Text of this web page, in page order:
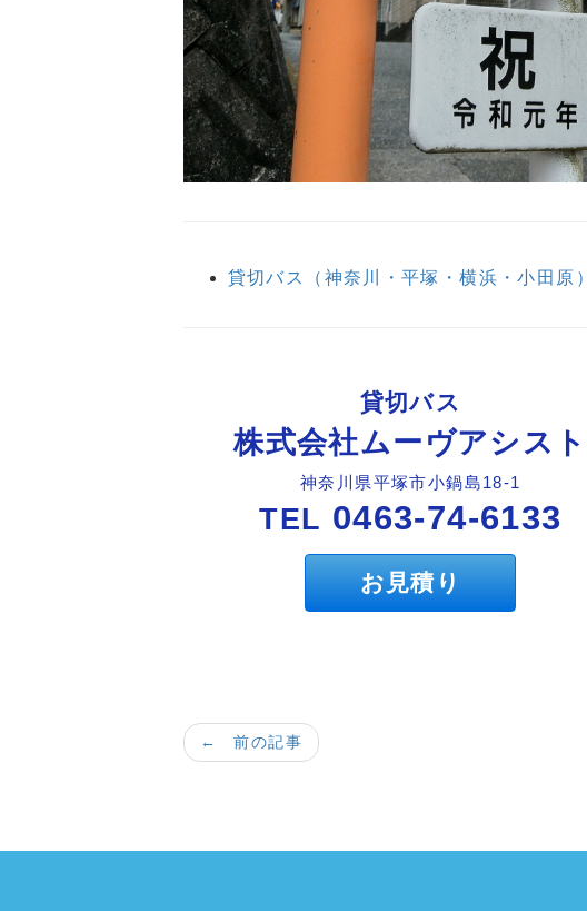
貸切バス（神奈川・平塚・横浜・小田原）
貸切バス
株式会社ムーヴアシスト
神奈川県平塚市小鍋島18-1
TEL 0463-74-6133
お見積り
← 前の記事